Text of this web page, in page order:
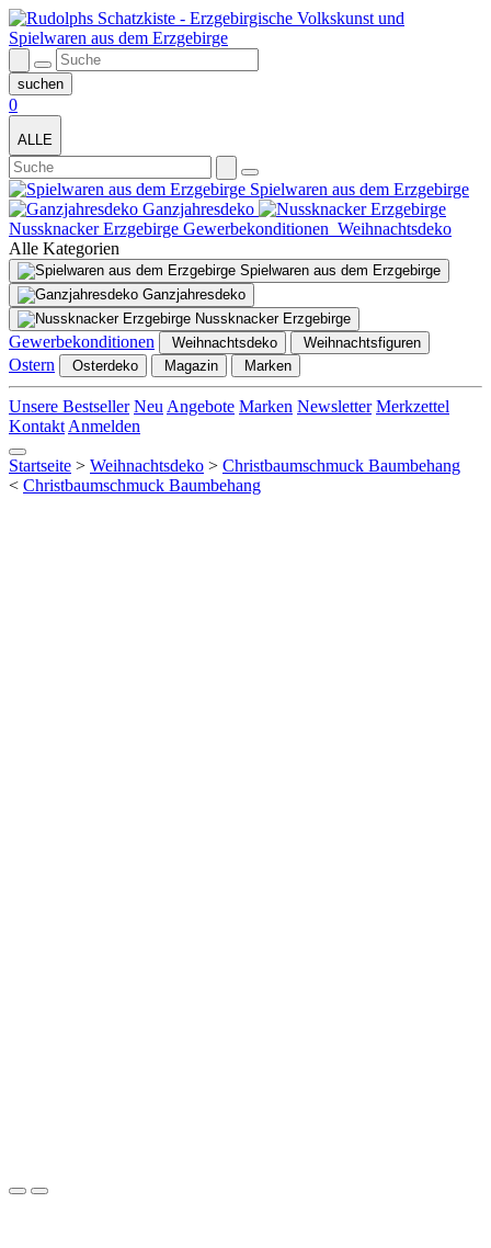
0
ALLE
Spielwaren aus dem Erzgebirge
Ganzjahresdeko
Nussknacker Erzgebirge Gewerbekonditionen Weihnachtsdeko
Alle Kategorien
Spielwaren aus dem Erzgebirge
Ganzjahresdeko
Nussknacker Erzgebirge
Gewerbekonditionen Weihnachtsdeko Weihnachtsfiguren
Ostern Osterdeko Magazin Marken
Unsere Bestseller Neu Angebote Marken Newsletter Merkzettel
Kontakt Anmelden
Startseite > Weihnachtsdeko > Christbaumschmuck Baumbehang
< Christbaumschmuck Baumbehang